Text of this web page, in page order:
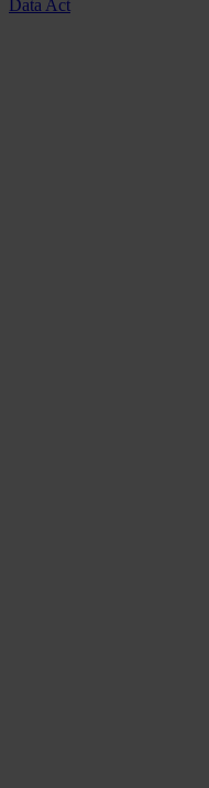
Data Act